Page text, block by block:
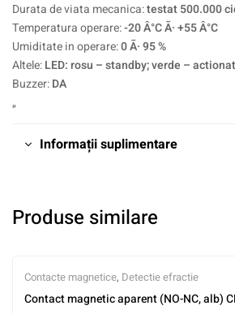
Durata de viata mecanica:testat 500.000
Temperatura operare:-20 Â°C Ã· +55 Â°C
Umiditate in operare:0 Ã· 95 %
Altele:LED: rosu – standby; verde – actionat
Buzzer:DA
„
Informații suplimentare
Produse similare
Contacte magnetice, Detectie efractie
Contact magnetic aparent (NO-NC, alb)